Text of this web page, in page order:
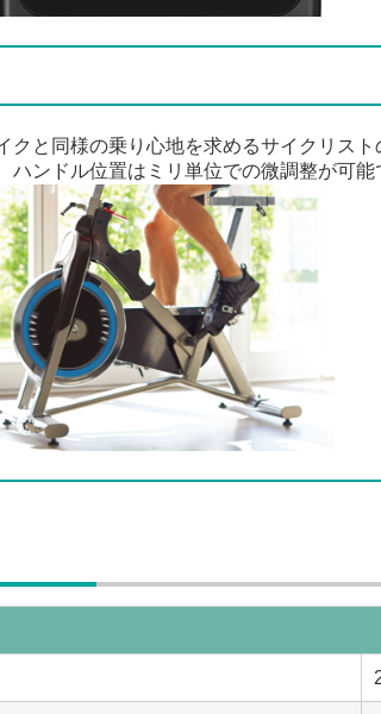
クと同様の乗り心地を求めるサイクリスト
ハンドル位置はミリ単位での微調整が可能